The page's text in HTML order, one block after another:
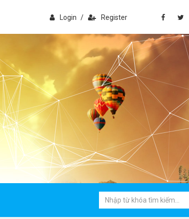
Login / Register